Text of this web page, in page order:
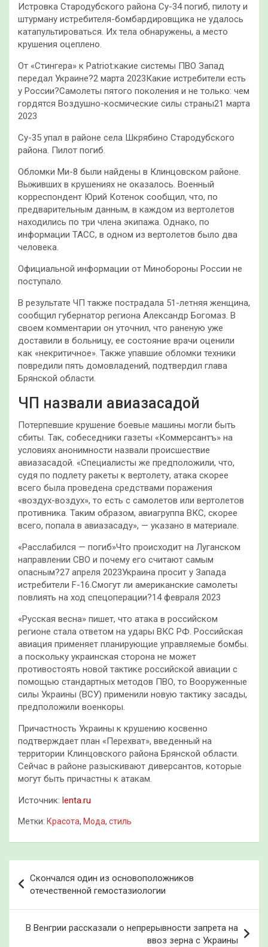
Истровка Стародубского района Су-34 погиб, пилоту и
штурману истребителя-бомбардировщика не удалось
катапультироваться. Их тела обнаружены, а место
крушения оцеплено.
От «Стингера» к Patriot:какие системы ПВО Запад
передал Украине?2 марта 2023Какие истребители есть
у России?Самолеты пятого поколения и не только: чем
гордятся Воздушно-космические силы страны21 марта
2023
Су-35 упал в районе села Шкрябино Стародубского
района. Пилот погиб.
Обломки Ми-8 были найдены в Клинцовском районе.
Выживших в крушениях не оказалось. Военный
корреспондент Юрий Котенок сообщил, что, по
предварительным данным, в каждом из вертолетов
находились по три члена экипажа. Однако, по
информации ТАСС, в одном из вертолетов было два
человека.
Официальной информации от Минобороны России не
поступало.
В результате ЧП также пострадала 51-летняя женщина,
сообщил губернатор региона Александр Богомаз. В
своем комментарии он уточнил, что раненую уже
доставили в больницу, ее состояние врачи оценили
как «некритичное». Также упавшие обломки техники
повредили пять домовладений, подтвердил глава
Брянской области.
ЧП назвали авиазасадой
Потерпевшие крушение боевые машины могли быть
сбиты. Так, собеседники газеты «Коммерсантъ» на
условиях анонимности назвали происшествие
авиазасадой. «Специалисты же предположили, что,
судя по подлету ракеты к вертолету, атака скорее
всего была проведена средствами поражения
«воздух-воздух», то есть с самолетов или вертолетов
противника. Таким образом, авиагруппа ВКС, скорее
всего, попала в авиазасаду», — указано в материале.
«Расслабился — погиб»Что происходит на Луганском
направлении СВО и почему его считают самым
опасным?27 апреля 2023Украина просит у Запада
истребители F-16.Смогут ли американские самолеты
повлиять на ход спецоперации?14 февраля 2023
«Русская весна» пишет, что атака в российском
регионе стала ответом на удары ВКС РФ. Российская
авиация применяет планирующие управляемые бомбы.
а поскольку украинская сторона не может
противостоять новой тактике российской авиации с
помощью стандартных методов ПВО, то Вооруженные
силы Украины (ВСУ) применили новую тактику засады,
предположили военкоры.
Причастность Украины к крушению косвенно
подтверждает план «Перехват», введенный на
территории Клинцовского района Брянской области.
Сейчас в районе разыскивают диверсантов, которые
могут быть причастны к атакам.
Источник: lenta.ru
Метки: Красота, Мода, стиль
по
записям
Скончался один из основоположников
отечественной гемостазиологии
В Венгрии рассказали о непрерывности запрета на
ввоз зерна с Украины